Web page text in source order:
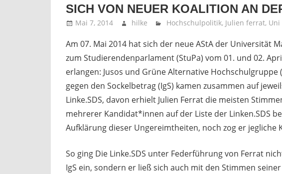
SICH VON NEUER KOALITION AN
Mai 7, 2014 hilke Hochschulpolitik, Julien ferrat,
Am 07. Mai 2014 hat sich der neue AStA der Universität
zum Studierendenparlament (StuPa) vom 01. und 02.
erlangen: Jusos und Grüne Alternative Hochschulgruppe
gegen den Sockelbetrag (IgS) kamen zusammen auf
Linke.SDS, davon erhielt Julien Ferrat die meisten
mehrerer Kandidat*innen auf der Liste der Linken.SDS
Aufklärung dieser Ungereimtheiten, noch zog er jegliche
So ging Die Linke.SDS unter Federführung von Ferrat
IgS ein, sondern er ließ sich auch mit den Stimmen